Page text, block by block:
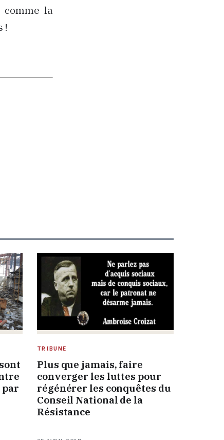
la
!
par
TRIBUNE
Plus que jamais, faire
converger les luttes pour
régénérer les conquêtes du
Conseil National de la
Résistance